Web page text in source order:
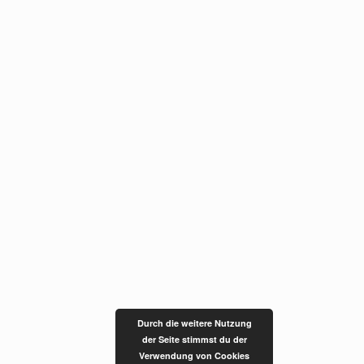
Durch die weitere Nutzung
der Seite stimmst du der
Verwendung von Cookies